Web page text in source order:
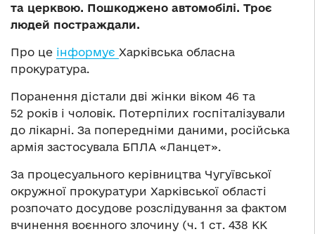
та церквою. Пошкоджено автомобілі. Троє
людей постраждали.
Про це інформує Харківська обласна
прокуратура.
Поранення дістали дві жінки віком 46 та
52 років і чоловік. Потерпілих госпіталізували
до лікарні. За попередніми даними, російська
армія застосувала БПЛА «Ланцет».
За процесуального керівництва Чугуївської
окружної прокуратури Харківської області
розпочато досудове розслідування за фактом
вчинення воєнного злочину (ч. 1 ст. 438 КК